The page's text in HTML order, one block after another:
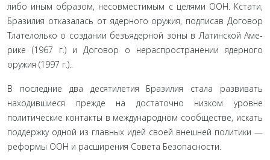
либо иным образом, несовместимым с целями ООН. Кстати,
Бразилия отказалась от ядерного оружия, подписав Договор
Тлателолько о создании безъядерной зоны в Латинской Аме­
рике (1967 г.) и Договор о нераспространении ядерного
оружия (1997 г.)..
В последние два десятилетия Бразилия стала развивать
находившиеся прежде на достаточно низком уровне
политиче­ские контакты в международном сообществе, искать
поддерж­ку одной из главных идей своей внешней политики —
рефор­мы ООН и расширения Совета Безопасности.